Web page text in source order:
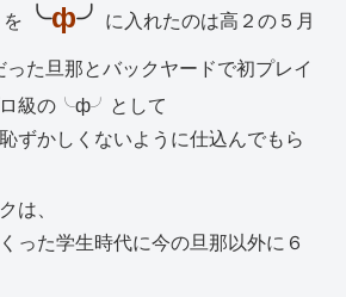
を ╰ф╯ に入れたのは高２の５月
った旦那とバックヤードで初プレイ
ロ級の╰ф╯として
ずかしくないように仕込んでもら
は、
った学生時代に今の旦那以外に６